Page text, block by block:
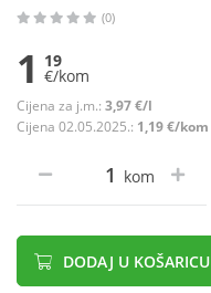
(0)
1 19
€/kom
Cijena za j.m.: 3,97 €/l
Cijena 02.05.2025.: 1,19 €/kom
kom
DODAJ U KOŠARICU